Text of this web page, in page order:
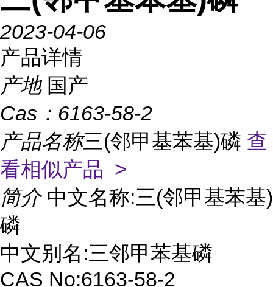
2023-04-06
产品详情
产地 国产
Cas： 6163-58-2
产品名称三(邻甲基苯基)磷 查
看相似产品 >
简介 中文名称:三(邻甲基苯基)
磷
中文别名:三邻甲苯基磷
CAS No:6163-58-2